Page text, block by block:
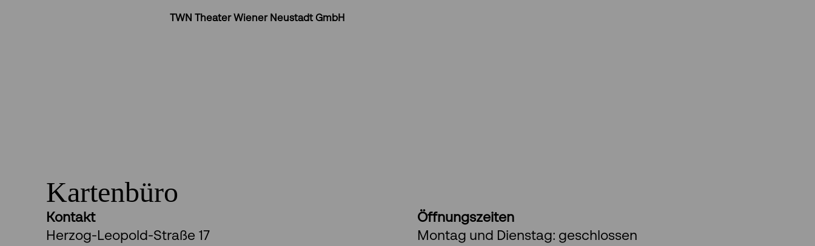
TWN Theater Wiener Neustadt GmbH
Kartenbüro
Kontakt
Herzog-Leopold-Straße 17
Öffnungszeiten
Montag und Dienstag: geschlossen